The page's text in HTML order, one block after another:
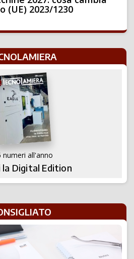
(UE) 2023/1230
numeri all'anno
la Digital Edition